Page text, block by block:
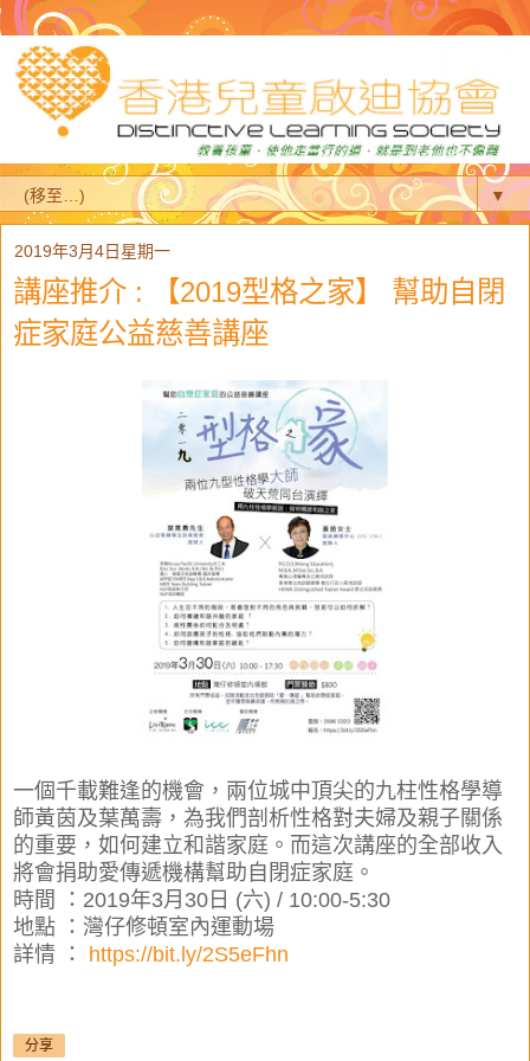
▼
2019年3月4日星期一
講座推介 : 【2019型格之家】 幫助自閉
症家庭公益慈善講座
一個千載難逢的機會，兩位城中頂尖的九柱性格學導
師黃茵及葉萬壽，為我們剖析性格對夫婦及親子關係
的重要，如何建立和諧家庭。而這次講座的全部收入
將會捐助愛傳遞機構幫助自閉症家庭。
時間 ：2019年3月30日 (六) / 10:00-5:30
地點 ：灣仔修頓室內運動場
詳情 ： https://bit.ly/2S5eFhn
分享